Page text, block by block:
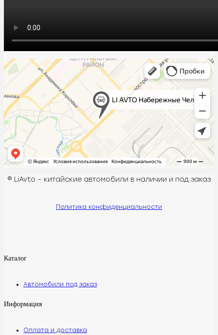
© LiAvto – китайские автомобили в наличии и под заказ
Политика конфиденциальности
Каталог
Автомобили под заказ
Информация
Оплата и доставка